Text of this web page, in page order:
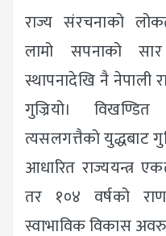
राज्य संरचनाको
लामो सपनाको
स्थापनादेखि नै नेपाली
गुज्रियो।
त्यसलगत्तैको युद्धबाट
आधारित राज्ययन्त्र
तर १०४ वर्षको
स्वाभाविक विकास